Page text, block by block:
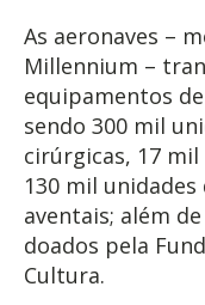
As aeronaves –
Millennium –
equipamentos
sendo 300 mil
cirúrgicas, 17 mil
130 mil unidades
aventais; além
doados pela
Cultura.